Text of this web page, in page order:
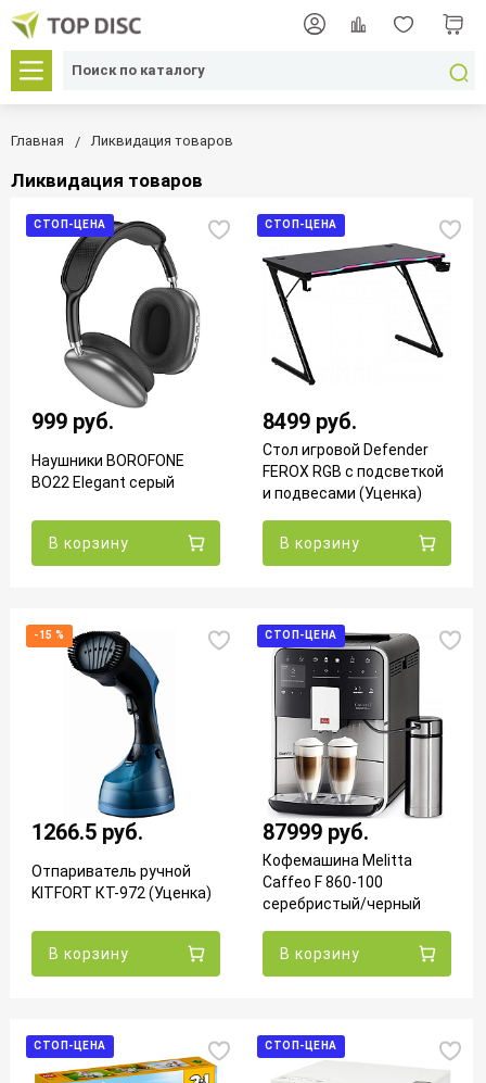
Главная Ликвидация товаров
Ликвидация товаров
СТОП-ЦЕНА
999 руб.
Наушники BOROFONE
BO22 Elegant серый
В корзину
СТОП-ЦЕНА
8499 руб.
Стол игровой Defender
FEROX RGB с подсветкой
и подвесами (Уценка)
В корзину
-15 %
1266.5 руб.
Отпариватель ручной
KITFORT КТ-972 (Уценка)
В корзину
СТОП-ЦЕНА
87999 руб.
Кофемашина Melitta
Caffeo F 860-100
серебристый/черный
В корзину
СТОП-ЦЕНА СТОП-ЦЕНА